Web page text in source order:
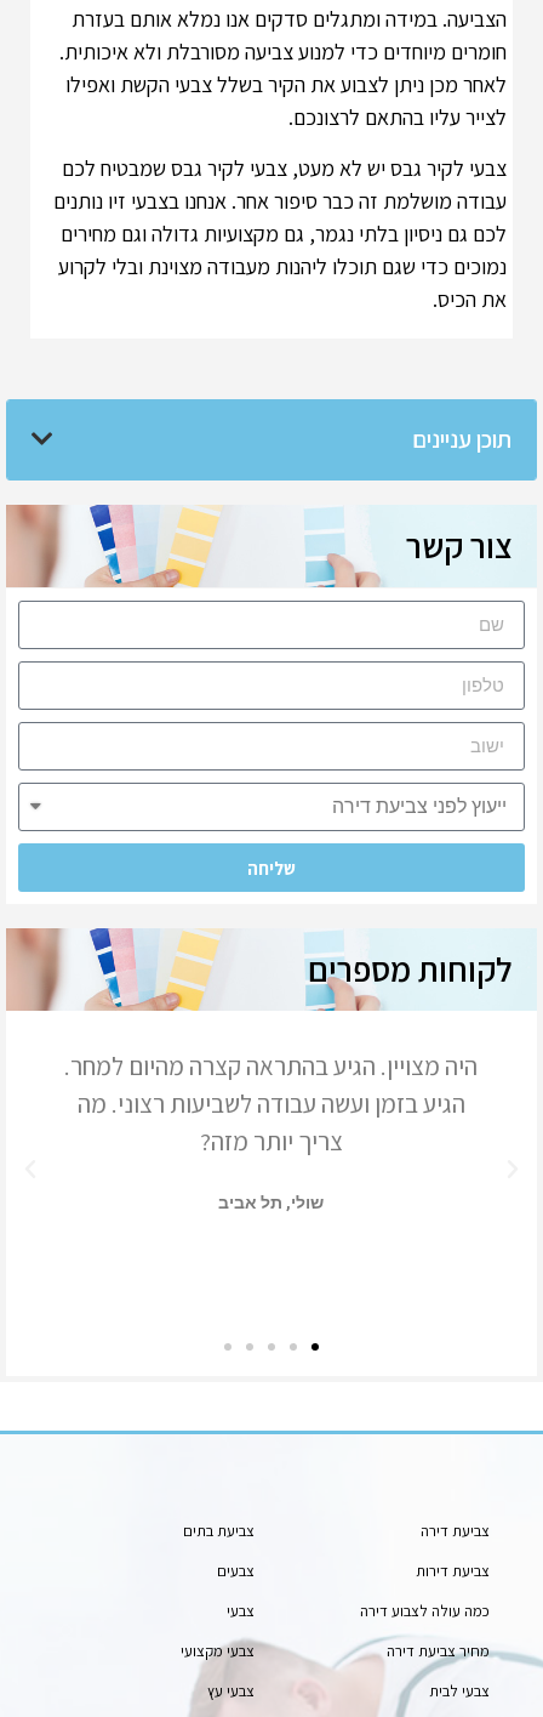
תוכן עניינים
צור קשר
שליחה
לקוחות מספרים
בהתראה קצרה מהיום למחר.
עבודה לשביעות רצוני. מה
השירות היה
מאוד מרוצה
הצביעה. במידה ומתגלים סדקים אנו נמלא אותם בעזרת
חומרים מיוחדים כדי למנוע צביעה מסורבלת ולא איכותית.
לאחר מכן ניתן לצבוע את הקיר בשלל צבעי הקשת ואפילו
לצייר עליו בהתאם לרצונכם.
צבעי לקיר גבס יש לא מעט, צבעי לקיר גבס שמבטיח לכם
עבודה מושלמת זה כבר סיפור אחר. אנחנו בצבעי זיו נותנים
לכם גם ניסיון בלתי נגמר, גם מקצועיות גדולה וגם מחירים
נמוכים כדי שגם תוכלו ליהנות מעבודה מצוינת ובלי לקרוע
את הכיס.
צביעת דירה
צביעת דירות
כמה עולה לצבוע דירה
מחיר צביעת דירה
צבעי לבית
צביעת בתים
צבעים
צבעי
צבעי מקצועי
צבעי עץ